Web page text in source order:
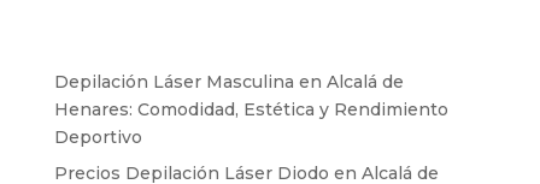
Depilación Láser Masculina en Alcalá de
Henares: Comodidad, Estética y Rendimiento
Deportivo
Precios Depilación Láser Diodo en Alcalá de